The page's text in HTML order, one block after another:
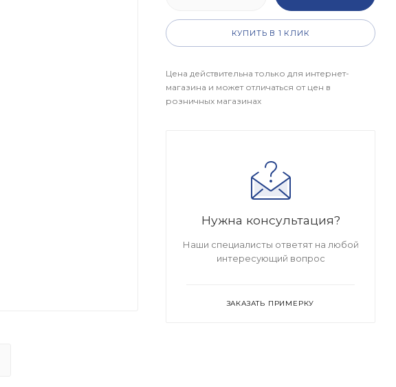
КУПИТЬ В 1 КЛИК
Цена действительна только для интернет-
магазина и может отличаться от цен в
розничных магазинах
Нужна консультация?
Наши специалисты ответят на любой
интересующий вопрос
ЗАКАЗАТЬ ПРИМЕРКУ